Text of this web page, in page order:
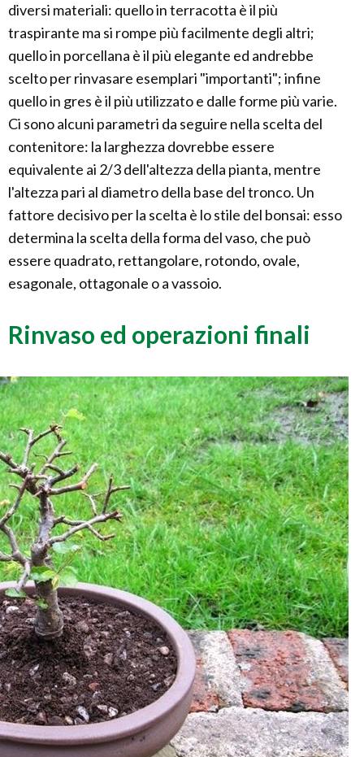
diversi materiali: quello in terracotta è il più
traspirante ma si rompe più facilmente degli altri;
quello in porcellana è il più elegante ed andrebbe
scelto per rinvasare esemplari "importanti"; infine
quello in gres è il più utilizzato e dalle forme più varie.
Ci sono alcuni parametri da seguire nella scelta del
contenitore: la larghezza dovrebbe essere
equivalente ai 2/3 dell'altezza della pianta, mentre
l'altezza pari al diametro della base del tronco. Un
fattore decisivo per la scelta è lo stile del bonsai: esso
determina la scelta della forma del vaso, che può
essere quadrato, rettangolare, rotondo, ovale,
esagonale, ottagonale o a vassoio.
Rinvaso ed operazioni finali